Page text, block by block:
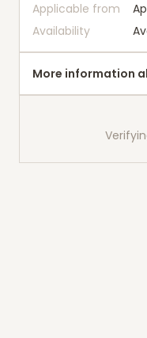
Applicable from
Availability
More information